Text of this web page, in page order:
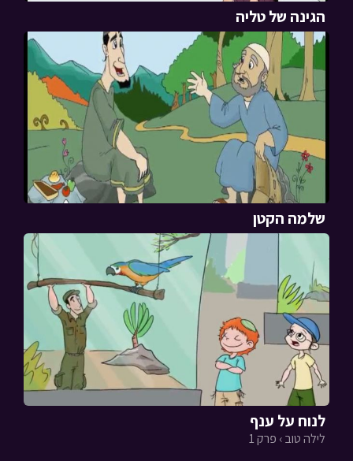
הגינה של טליה
שלמה הקטן
לנוח על ענף
לילה טוב › פרק 1